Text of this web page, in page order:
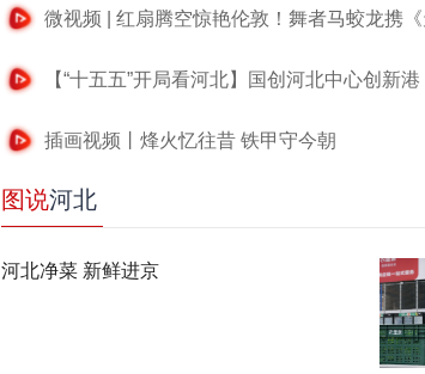
插画视频丨烽火忆往昔 铁甲守今朝
图说河北
河北净菜 新鲜进京